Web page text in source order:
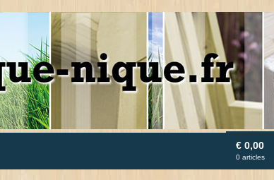
€ 0,00
0 articles